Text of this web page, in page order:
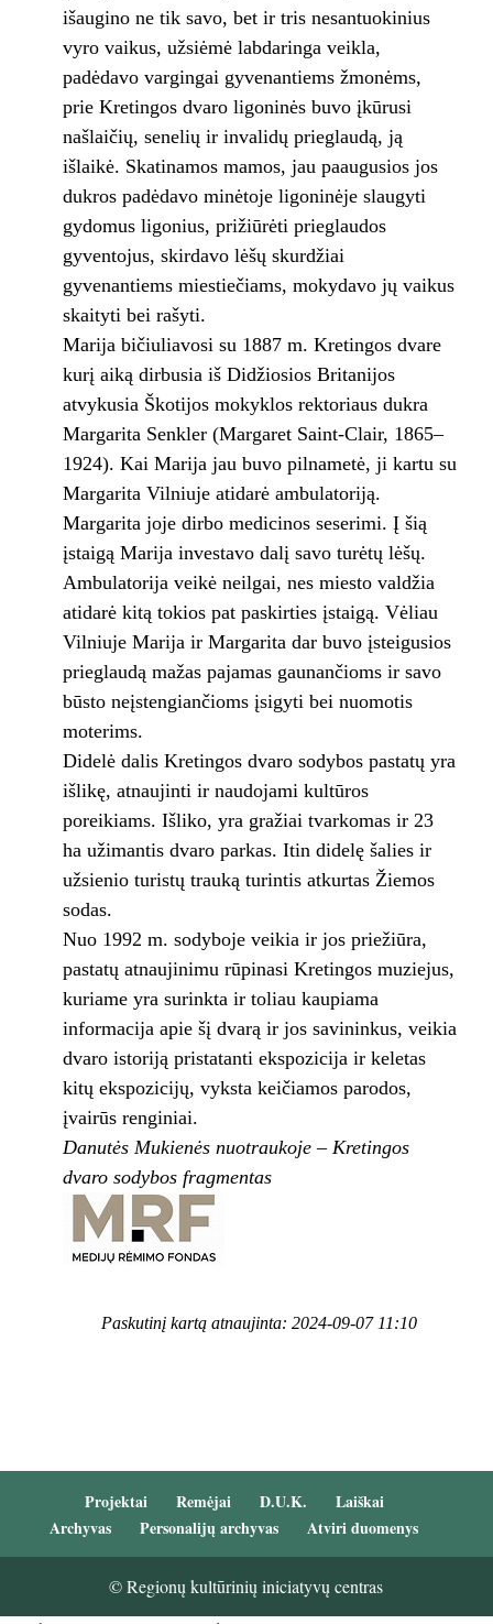
išaugino ne tik savo, bet ir tris nesantuokinius
vyro vaikus, užsiėmė labdaringa veikla,
padėdavo vargingai gyvenantiems žmonėms,
prie Kretingos dvaro ligoninės buvo įkūrusi
našlaičių, senelių ir invalidų prieglaudą, ją
išlaikė. Skatinamos mamos, jau paaugusios jos
dukros padėdavo minėtoje ligoninėje slaugyti
gydomus ligonius, prižiūrėti prieglaudos
gyventojus, skirdavo lėšų skurdžiai
gyvenantiems miestiečiams, mokydavo jų vaikus
skaityti bei rašyti.
Marija bičiuliavosi su 1887 m. Kretingos dvare
kurį aiką dirbusia iš Didžiosios Britanijos
atvykusia Škotijos mokyklos rektoriaus dukra
Margarita Senkler (Margaret Saint-Clair, 1865–
1924). Kai Marija jau buvo pilnametė, ji kartu su
Margarita Vilniuje atidarė ambulatoriją.
Margarita joje dirbo medicinos seserimi. Į šią
įstaigą Marija investavo dalį savo turėtų lėšų.
Ambulatorija veikė neilgai, nes miesto valdžia
atidarė kitą tokios pat paskirties įstaigą. Vėliau
Vilniuje Marija ir Margarita dar buvo įsteigusios
prieglaudą mažas pajamas gaunančioms ir savo
būsto neįstengiančioms įsigyti bei nuomotis
moterims.
Didelė dalis Kretingos dvaro sodybos pastatų yra
išlikę, atnaujinti ir naudojami kultūros
poreikiams. Išliko, yra gražiai tvarkomas ir 23
ha užimantis dvaro parkas. Itin didelę šalies ir
užsienio turistų trauką turintis atkurtas Žiemos
sodas.
Nuo 1992 m. sodyboje veikia ir jos priežiūra,
pastatų atnaujinimu rūpinasi Kretingos muziejus,
kuriame yra surinkta ir toliau kaupiama
informacija apie šį dvarą ir jos savininkus, veikia
dvaro istoriją pristatanti ekspozicija ir keletas
kitų ekspozicijų, vyksta keičiamos parodos,
įvairūs renginiai.
Danutės Mukienės nuotraukoje – Kretingos
dvaro sodybos fragmentas
Paskutinį kartą atnaujinta: 2024-09-07 11:10
Projektai Remėjai D.U.K.
Laiškai
Archyvas
Personalijų archyvas Atviri duomenys
© Regionų kultūrinių iniciatyvų centras